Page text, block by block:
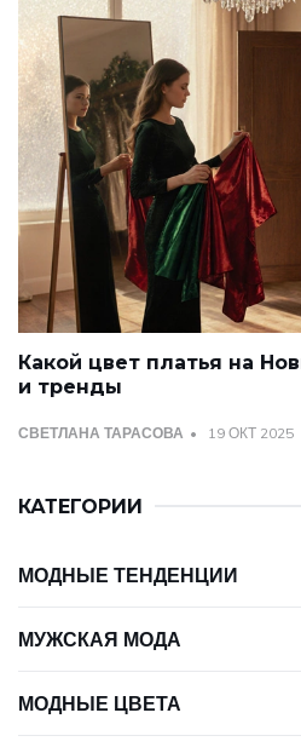
Какой цвет платья на
и тренды
СВЕТЛАНА ТАРАСОВА 19 ОКТ 2025
КАТЕГОРИИ
МОДНЫЕ ТЕНДЕНЦИИ
МУЖСКАЯ МОДА
МОДНЫЕ ЦВЕТА